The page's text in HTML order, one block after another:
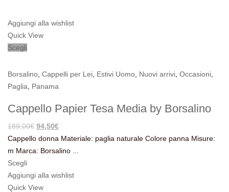
Aggiungi alla wishlist
Quick View
Scegli
Borsalino Cappelli per Lei Estivi Uomo Nuovi arrivi Occasioni
Paglia
Panama
Cappello Papier Tesa Media by Borsalino
189,00€ Il
prezzo
originale
189,00€.
94,50€Il
prezzo
attuale
94,50€.
Cappello donna Materiale: paglia naturale Colore panna Misure:
m Marca: Borsalino ...
Scegli
Aggiungi alla wishlist
Quick View